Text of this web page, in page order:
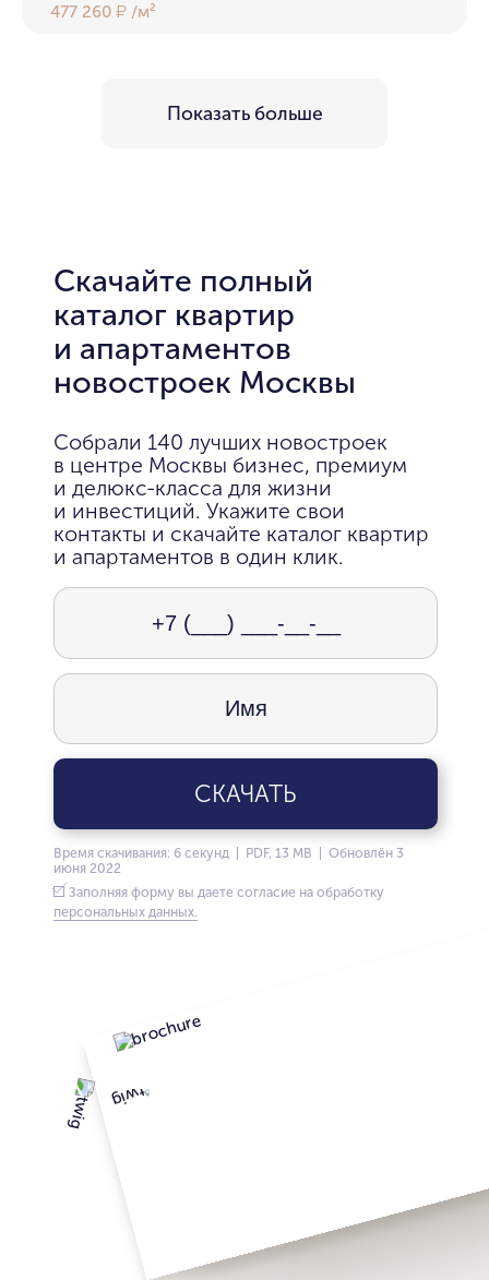
477 260₽ /м²
Показать больше
Скачайте полный
каталог квартир
и апартаментов
новостроек Москвы
Собрали 140 лучших новостроек
в центре Москвы бизнес, премиум
и делюкс-класса для жизни
и инвестиций. Укажите свои
контакты и скачайте каталог квартир
и апартаментов в один клик.
СКАЧАТЬ
Время скачивания: 6 секунд | PDF, 13 MB | Обновлён 3
июня 2022
Заполняя форму вы даете согласие на обработку
персональных данных.